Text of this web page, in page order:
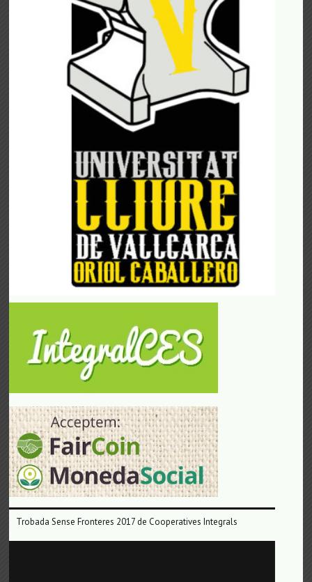
Trobada Sense Fronteres 2017 de Cooperatives Integrals